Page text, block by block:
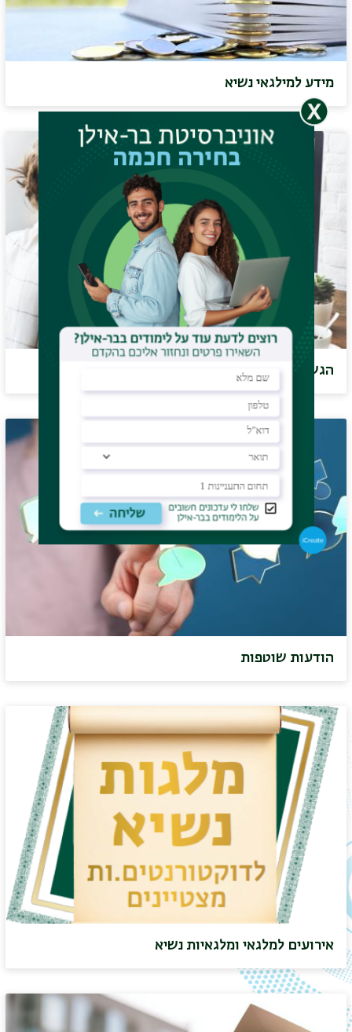
מידע למילגאי נשיא
הגשת מועמדות
הודעות שוטפות
אירועים למלגאי ומלגאיות נשיא